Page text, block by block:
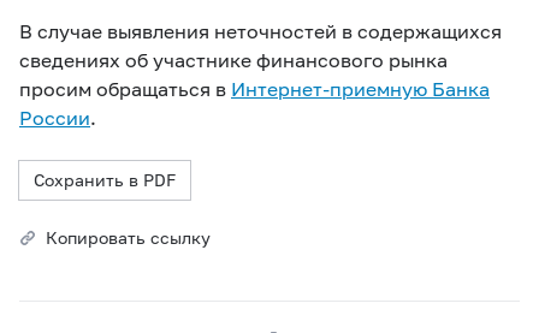
В случае выявления неточностей в содержащихся
сведениях об участнике финансового рынка
просим обращаться в Интернет-приемную Банка
России.
Сохранить в PDF
Копировать ссылку